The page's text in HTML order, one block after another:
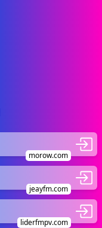
morow.com
jeayfm.com
liderfmpv.com